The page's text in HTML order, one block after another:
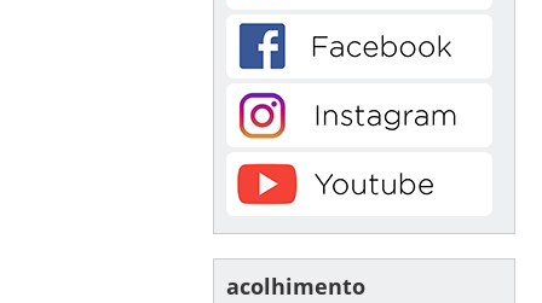
acolhimento